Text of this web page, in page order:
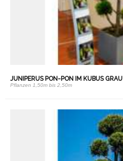
JUNIPERUS PON-PON IM KUBUS GRAU
Pflanzen 1,50m bis 2,50m